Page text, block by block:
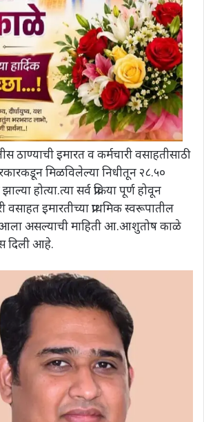
ठाण्याची इमारत व कर्मचारी वसाहतीसाठी
मिळविलेल्या निधीतून २८.५०
होत्या.त्या सर्व प्रक्रिया पूर्ण होवून
वसाहत इमारतीच्या प्राथमिक स्वरूपातील
आला असल्याची माहिती आ.आशुतोष काळे
दिली आहे.